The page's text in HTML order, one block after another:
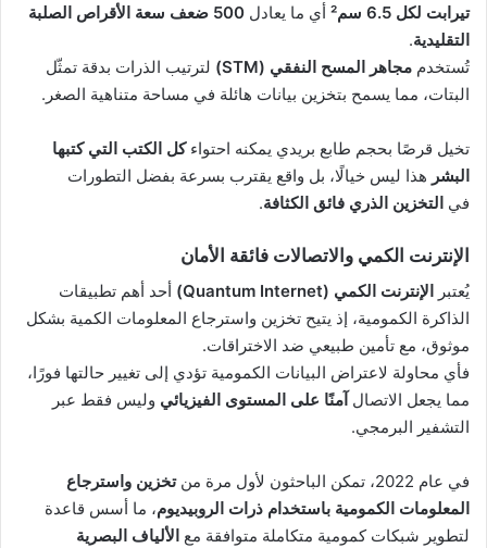
تيرابت لكل 6.5 سم²
أي ما يعادل
500 ضعف سعة الأقراص الصلبة
التقليدية.
تُستخدم مجاهر المسح النفقي (STM)
لترتيب الذرات بدقة تمثّل
البتات، مما يسمح بتخزين بيانات هائلة في مساحة متناهية الصغر.
تخيل قرصًا بحجم طابع بريدي يمكنه احتواءكل الكتب التي كتبها
البشر هذا ليس خيالًا، بل واقع يقترب بسرعة بفضل التطورات
في التخزين الذري فائق الكثافة.
الإنترنت الكمي والاتصالات فائقة الأمان
يُعتبر الإنترنت الكمي (Quantum Internet)
أحد أهم تطبيقات
الذاكرة الكمومية، إذ يتيح تخزين واسترجاع المعلومات الكمية بشكل
موثوق، مع تأمين طبيعي ضد الاختراقات.
فأي محاولة لاعتراض البيانات الكمومية تؤدي إلى تغيير حالتها فورًا،
مما يجعل الاتصال آمنًا على المستوى الفيزيائي وليس فقط عبر
التشفير البرمجي.
في عام 2022، تمكن الباحثون لأول مرة من
تخزين واسترجاع
المعلومات الكمومية باستخدام ذرات الروبيديوم، ما أسس قاعدة
لتطوير شبكات كمومية متكاملة متوافقة مع الألياف البصرية